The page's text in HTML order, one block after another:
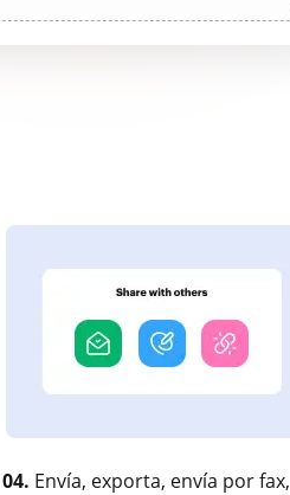
04. Envía, exporta, envía por fax,